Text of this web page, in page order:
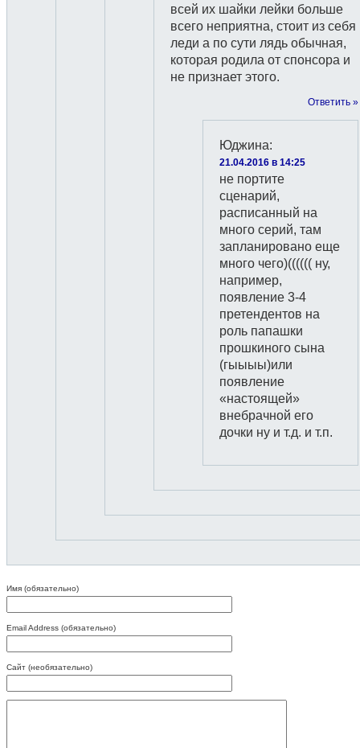
всей их шайки лейки больше
всего неприятна, стоит из себя
леди а по сути лядь обычная,
которая родила от спонсора и
не признает этого.
Ответить »
Юджина:
21.04.2016 в 14:25
не портите
сценарий,
расписанный на
много серий, там
запланировано еще
много чего)(((((( ну,
например,
появление 3-4
претендентов на
роль папашки
прошкиного сына
(гыыыы)или
появление
«настоящей»
внебрачной его
дочки ну и т.д. и т.п.
Имя (обязательно)
Email Address (обязательно)
Сайт (необязательно)